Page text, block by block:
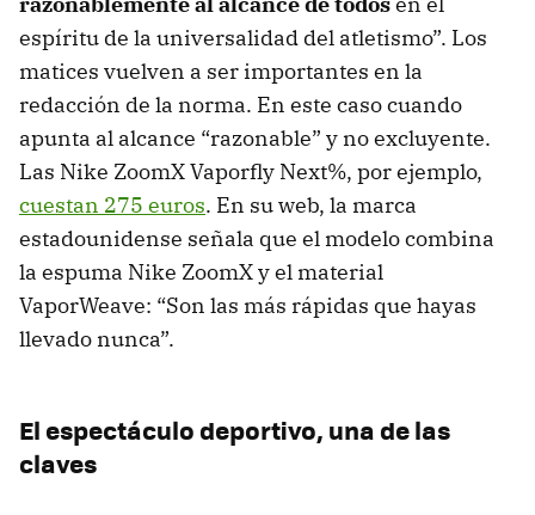
espíritu de la universalidad del atletismo”. Los
matices vuelven a ser importantes en la
redacción de la norma. En este caso cuando
apunta al alcance “razonable” y no excluyente.
Las Nike ZoomX Vaporfly Next%, por ejemplo,
cuestan 275 euros. En su web, la marca
estadounidense señala que el modelo combina
la espuma Nike ZoomX y el material
VaporWeave: “Son las más rápidas que hayas
llevado nunca”.
El espectáculo deportivo, una de las
claves